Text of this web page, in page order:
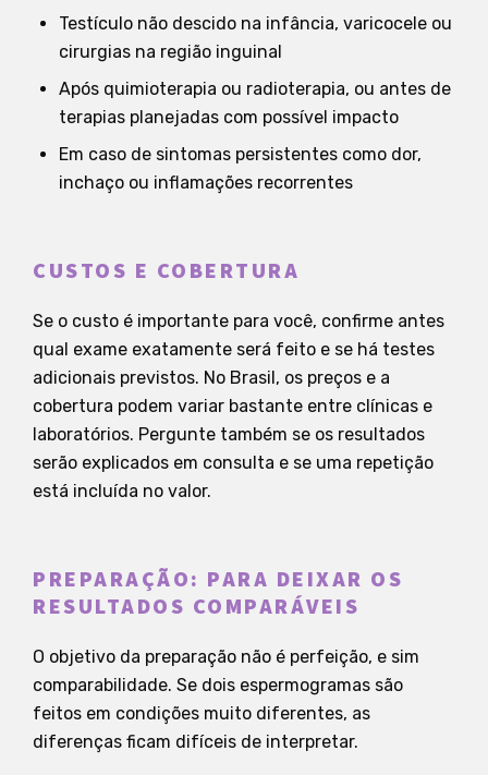
Testículo não descido na infância, varicocele ou
cirurgias na região inguinal
Após quimioterapia ou radioterapia, ou antes de
terapias planejadas com possível impacto
Em caso de sintomas persistentes como dor,
inchaço ou inflamações recorrentes
CUSTOS E COBERTURA
Se o custo é importante para você, confirme antes
qual exame exatamente será feito e se há testes
adicionais previstos. No Brasil, os preços e a
cobertura podem variar bastante entre clínicas e
laboratórios. Pergunte também se os resultados
serão explicados em consulta e se uma repetição
está incluída no valor.
PREPARAÇÃO: PARA DEIXAR OS
RESULTADOS COMPARÁVEIS
O objetivo da preparação não é perfeição, e sim
comparabilidade. Se dois espermogramas são
feitos em condições muito diferentes, as
diferenças ficam difíceis de interpretar.